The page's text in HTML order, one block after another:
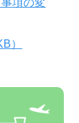
項の変
）